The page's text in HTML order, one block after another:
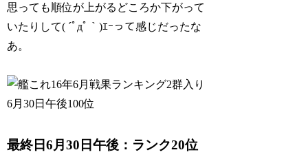
思っても順位が上がるどころか下がって
いたりして( ´ﾟдﾟ｀)ｴｰって感じだったな
あ。
最終日6月30日午後：ランク20位